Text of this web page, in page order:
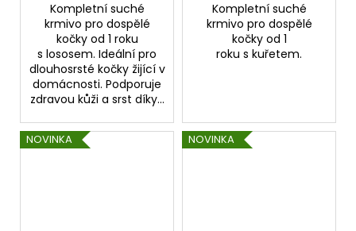
Kompletní suché
krmivo pro dospělé
kočky od 1 roku
s lososem. Ideální pro
dlouhosrsté kočky žijící v
domácnosti. Podporuje
zdravou kůži a srst díky...
Kompletní suché
krmivo pro dospělé
kočky od 1
roku s kuřetem.
NOVINKA NOVINKA